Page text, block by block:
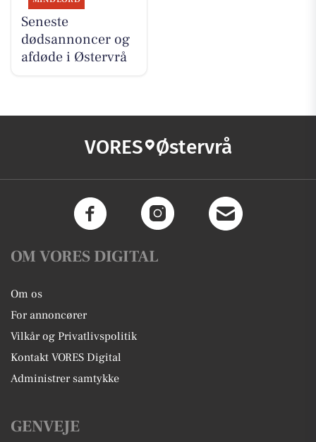
Seneste
dødsannoncer og
afdøde i Østervrå
VORES Østervrå
OM VORES DIGITAL
Om os
For annoncører
Vilkår og Privatlivspolitik
Kontakt VORES Digital
Administrer samtykke
GENVEJE